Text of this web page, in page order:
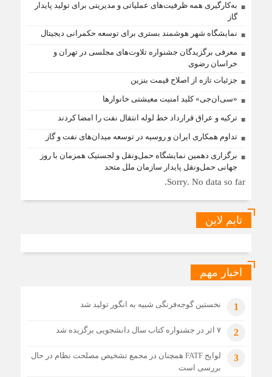
جشنواره امسال ۷۵ درصد مؤلفان از
مقطع تحصیلی دانشجویان مؤلف به ترت
به‌کارگیری همه ظرفیت‌های عملیاتی و مدیریتی برای تولید پایدار
گاز
نمایشگاه شهر هوشمند بستری برای توسعه حکمرانی دیجیتال
معرفی برگزیدگان جشنواره تلاوت‌های مجلسی در تهران و
خراسان رضوی
جزئیات تازه از اصلاح قیمت بنزین
«سی‌ان‌جی» کلید امنیت معیشتی خانوارها
ترکیه و عراق قرارداد خط لوله انتقال نفت را امضا کردند
تداوم همکاری ایران و روسیه در توسعه میدان‌های نفت و گاز
برگزاری دهمین نمایشگاه حمل‌ونقل و لجستیک همزمان با روز
جهانی حمل‌ونقل پایدار سازمان ملل متحد
Sorry. No data so far.
تایم لاین
اخبار مهم
1 نخستین گوجه‌فرنگی شبیه به انگور تولید شد
2 ۷ اثر در جشنواره کتاب سال دانشجویی برگزیده شد
3
لوایح FATF همچنان در مجمع تشخیص مصلحت نظام در حال
بررسی است